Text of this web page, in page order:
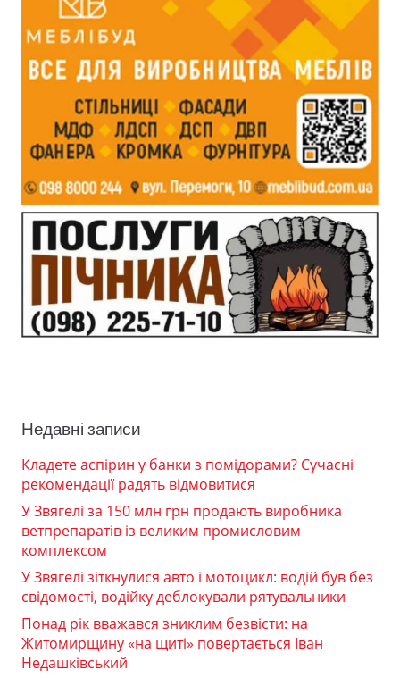
Недавні записи
Кладете аспірин у банки з помідорами? Сучасні
рекомендації радять відмовитися
У Звягелі за 150 млн грн продають виробника
ветпрепаратів із великим промисловим
комплексом
У Звягелі зіткнулися авто і мотоцикл: водій був без
свідомості, водійку деблокували рятувальники
Понад рік вважався зниклим безвісти: на
Житомирщину «на щиті» повертається Іван
Недашківський